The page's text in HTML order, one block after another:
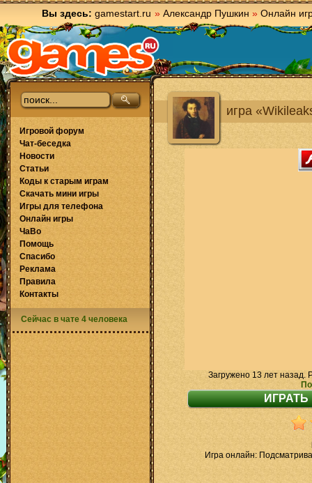
Вы здесь: gamestart.ru » Александр Пушкин » Онлайн
игра
Загружено 13 лет назад.
Игра онлайн:
Игровой форум
Чат-беседка
Новости
Статьи
Коды к старым играм
Скачать мини игры
Игры для телефона
Онлайн игры
ЧаВо
Помощь
Спасибо
Реклама
Правила
Контакты
Сейчас в чате 4 человека